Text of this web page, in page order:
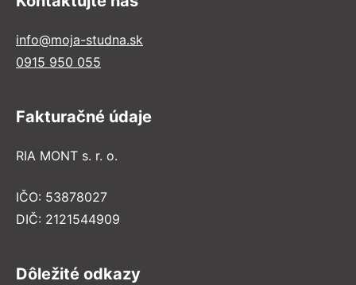
info@moja-studna.sk
0915 950 055
Fakturačné údaje
RIA MONT s. r. o.
IČO: 53878027
DIČ: 2121544909
Dôležité odkazy